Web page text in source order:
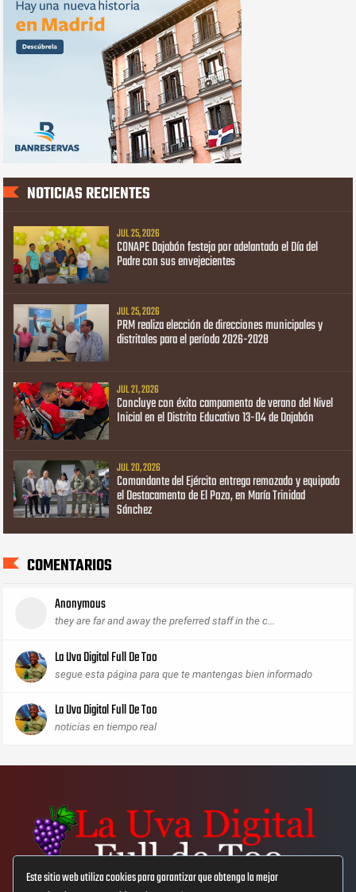
Este sitio web utiliza cookies para garantizar que obtenga la mejor
NOTICIAS RECIENTES
JUL 25, 2026
CONAPE Dajabón festeja por adelantado el Día del
Padre con sus envejecientes
JUL 25, 2026
PRM realiza elección de direcciones municipales y
distritales para el período 2026-2028
JUL 21, 2026
Concluye con éxito campamento de verano del Nivel
Inicial en el Distrito Educativo 13-04 de Dajabón
JUL 20, 2026
Comandante del Ejército entrega remozado y equipado
el Destacamento de El Pozo, en María Trinidad
Sánchez
COMENTARIOS
Anonymous
they are far and away the preferred staff in the c...
La Uva Digital Full De Too
segue esta página para que te mantengas bien informado
La Uva Digital Full De Too
noticias en tiempo real